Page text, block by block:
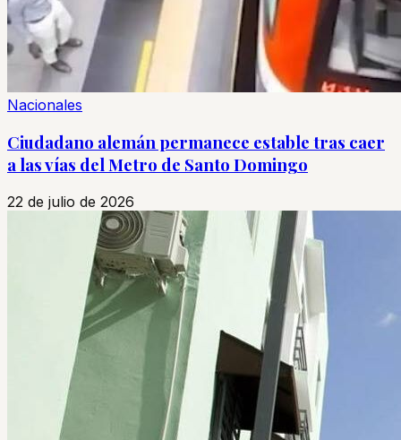
Nacionales
Ciudadano alemán permanece estable tras caer
a las vías del Metro de Santo Domingo
22 de julio de 2026